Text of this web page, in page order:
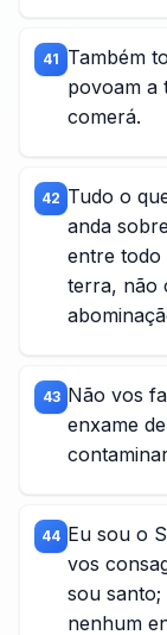
41 Também
povoam a
comerá.
42 Tudo o
anda
entre todo
terra, não
43 Não vos
enxame
44 Eu sou o
vos
sou
nenhum